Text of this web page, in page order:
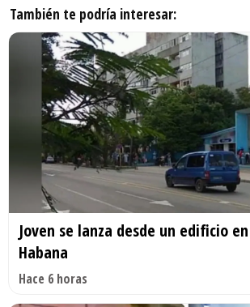
También te podría interesar:
Joven se lanza desde un edificio en
Habana
Hace 6 horas